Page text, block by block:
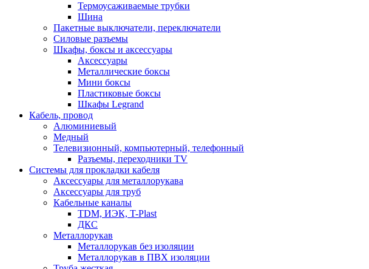
Термоусаживаемые трубки
Шина
Пакетные выключатели, переключатели
Силовые разъемы
Шкафы, боксы и аксессуары
Аксессуары
Металлические боксы
Мини боксы
Пластиковые боксы
Шкафы Legrand
Кабель, провод
Алюминиевый
Медный
Телевизионный, компьютерный, телефонный
Разъемы, переходники TV
Системы для прокладки кабеля
Аксессуары для металлорукава
Аксессуары для труб
Кабельные каналы
TDM, ИЭК, T-Plast
ДКС
Металлорукав
Металлорукав без изоляции
Металлорукав в ПВХ изоляции